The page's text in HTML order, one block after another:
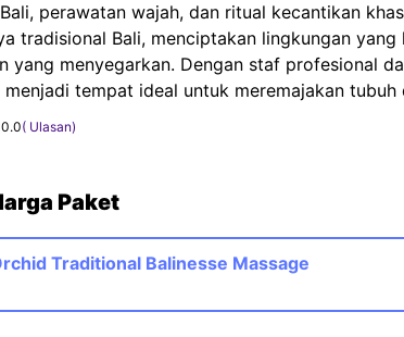
perawatan wajah, dan ritual kecantikan
tradisional Bali, menciptakan lingkungan
yang menyegarkan. Dengan staf profesional
menjadi tempat ideal untuk meremajakan tubuh
0.0( Ulasan)
Paket
Traditional Balinesse Massage